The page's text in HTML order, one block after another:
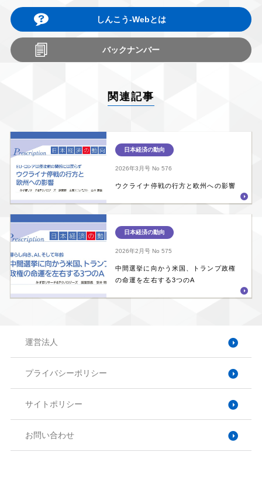
しんこう-Webとは
バックナンバー
関連記事
日本経済の動向
2026年3月号No 576
ウクライナ停戦の行方と欧州への影響
日本経済の動向
2026年2月号No 575
中間選挙に向かう米国、トランプ政権
の命運を左右する3つのA
運営法人
プライバシーポリシー
サイトポリシー
お問い合わせ